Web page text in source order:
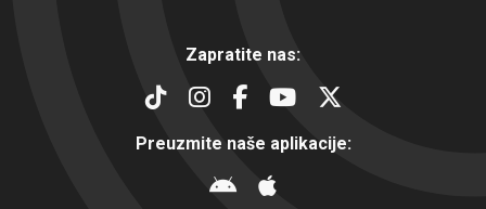
Zapratite nas:
Preuzmite naše aplikacije: